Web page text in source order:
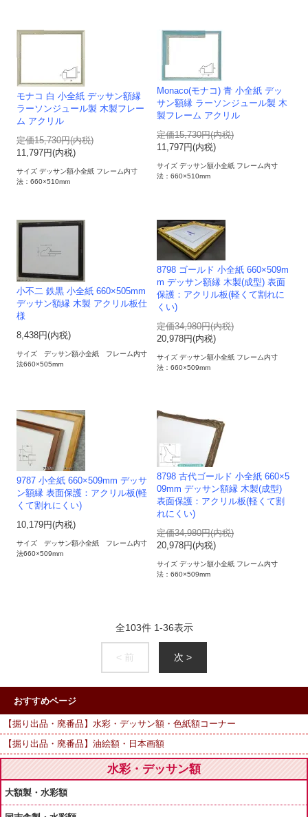
モナコ 白 小全紙 デッサン額縁
ラーソンジュール製 木製フレー
ム アクリル
定価15,730円(内税)
11,797円(内税)
サイズ デッサン額小全紙 フレーム内寸
法：660×510mm
Monaco(モナコ) 青 小全紙 デッ
サン額縁 ラーソンジュール製 木
製フレーム アクリル
定価15,730円(内税)
11,797円(内税)
サイズ デッサン額小全紙 フレーム内寸
法：660×510mm
小不二 鉄黒 小全紙 660×505mm
デッサン額縁 木製 アクリル板仕
様
8,438円(内税)
サイズ デッサン額小全紙 フレーム内寸
法660×505mm
8798 ゴールド 小全紙 660×509m
m デッサン額縁 木製(成型) 表面
保護：アクリル板(軽くて割れに
くい)
定価34,980円(内税)
20,978円(内税)
サイズ デッサン額小全紙 フレーム内寸
法：660×509mm
9787 小全紙 660×509mm デッサ
ン額縁 表面保護：アクリル板(軽
くて割れにくい)
10,179円(内税)
サイズ デッサン額小全紙 フレーム内寸
法660×509mm
8798 古代ゴールド 小全紙 660×5
09mm デッサン額縁 木製(成型)
表面保護：アクリル板(軽くて割
れにくい)
定価34,980円(内税)
20,978円(内税)
サイズ デッサン額小全紙 フレーム内寸
法：660×509mm
全103件 1-36表示
< 前 次 >
おすすめページ
【掘り出品・廃番品】水彩・デッサン額・色紙額コーナー
【掘り出品・廃番品】油絵額・日本画額
水彩・デッサン額
大額製・水彩額